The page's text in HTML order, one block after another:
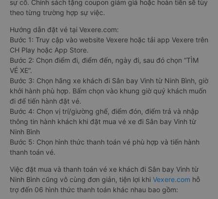
sự cố. Chính sách tặng coupon giảm giá hoặc hoàn tiền sẽ tùy
theo từng trường hợp sự việc.
Hướng dẫn đặt vé tại Vexere.com:
Bước 1: Truy cập vào website Vexere hoặc tải app Vexere trên
CH Play hoặc App Store.
Bước 2: Chọn điểm đi, điểm đến, ngày đi, sau đó chọn “TÌM
VÉ XE”.
Bước 3: Chọn hãng xe khách đi Sân bay Vinh từ Ninh Bình, giờ
khởi hành phù hợp. Bấm chọn vào khung giờ quý khách muốn
đi để tiến hành đặt vé.
Bước 4: Chọn vị trí/giường ghế, điểm đón, điểm trả và nhập
thông tin hành khách khi đặt mua vé xe đi Sân bay Vinh từ
Ninh Bình
Bước 5: Chọn hình thức thanh toán vé phù hợp và tiến hành
thanh toán vé.
Việc đặt mua và thanh toán vé xe khách đi Sân bay Vinh từ
Ninh Bình cũng vô cùng đơn giản, tiện lợi khi Vexere.com hỗ
trợ đến 06 hình thức thanh toán khác nhau bao gồm: